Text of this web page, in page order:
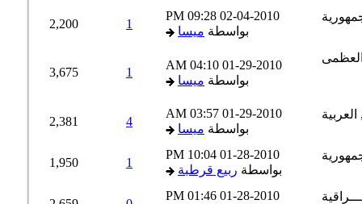
02-04-2010
09:28 PM
بواسطةميسا
2,200
01-29-2010
04:10 AM
بواسطةميسا
3,675
01-29-2010
03:57 AM
بواسطةميسا
2,381
01-28-2010
10:04 PM
بواسطةربيع قرطبة
1,950
01-28-2010
01:46 PM